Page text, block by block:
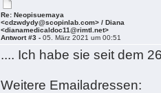
Re: Neopisuemaya
<cdzwdydy@scopinlab.com> / Diana
<dianamedicaldoc11@rimtl.net>
Antwort #3 -05. März 2021 um 00:51
.... Ich habe sie seit dem
Weitere Emailadressen: